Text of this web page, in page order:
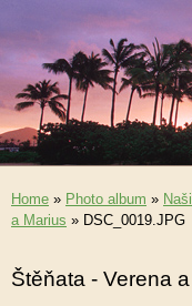
Home » Photo album »
a Marius » DSC_0019.JPG
Štěňata - Verena